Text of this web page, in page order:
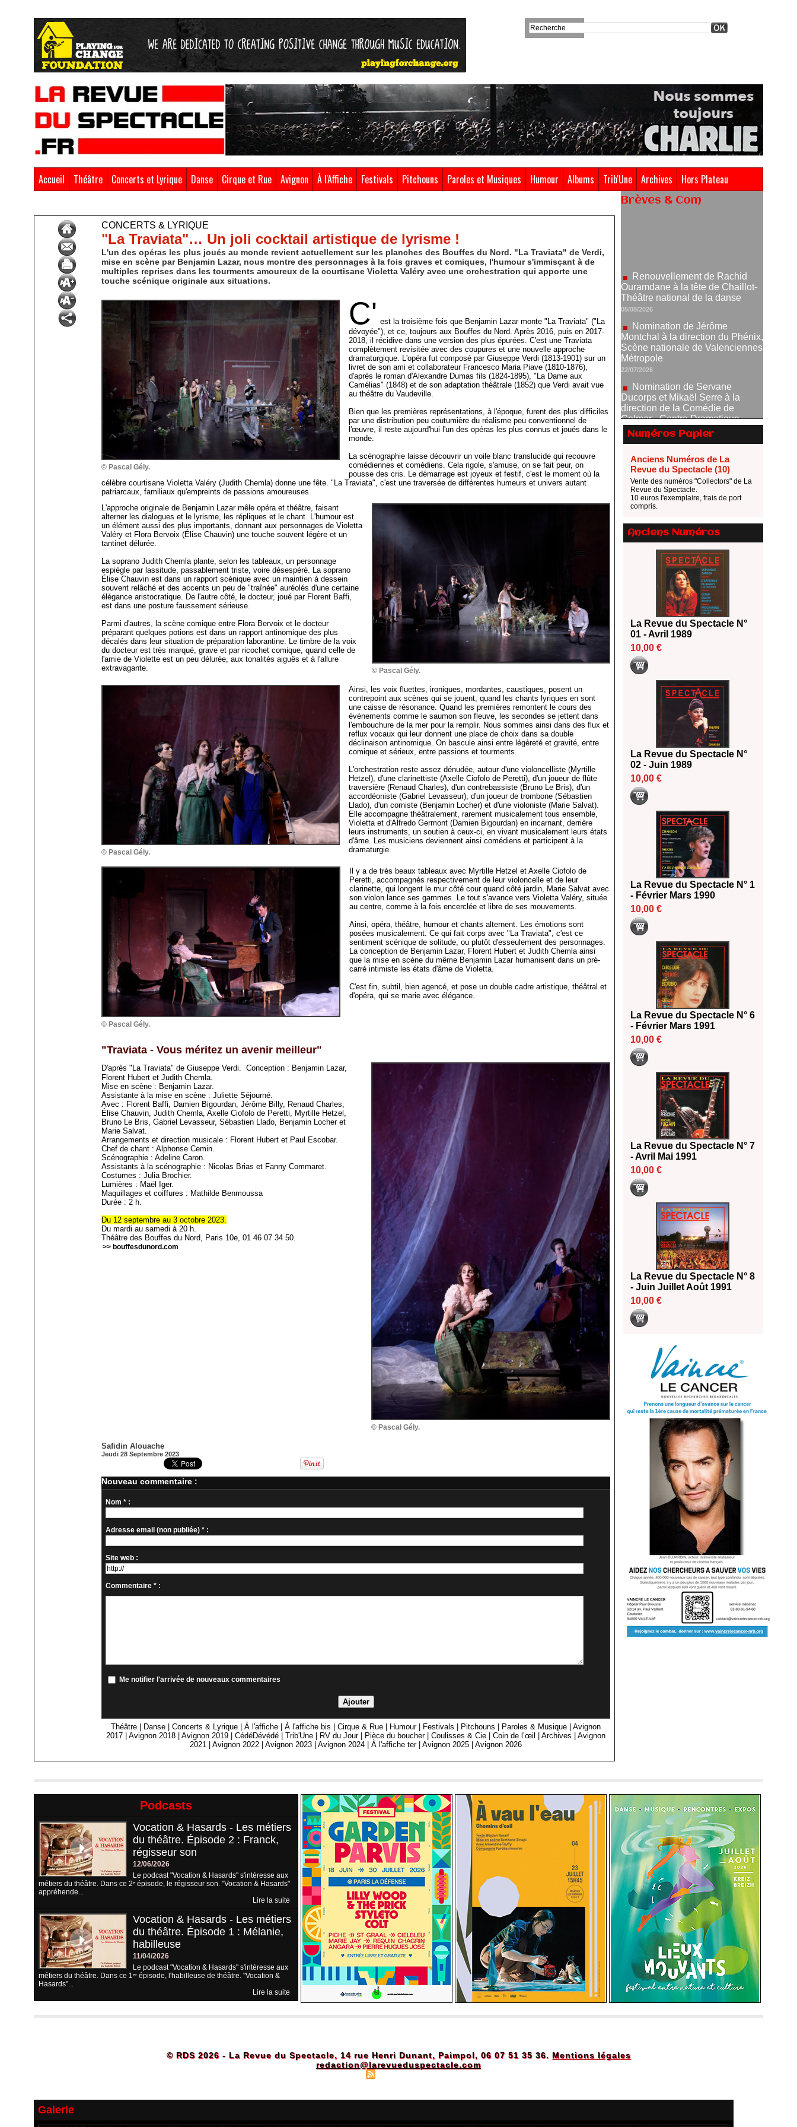
Accueil Théâtre Concerts et Lyrique Danse Cirque et Rue Avignon À l'Affiche Festivals Pitchouns Paroles et Musiques Humour Albums Trib'Une Archives Hors Plateau
CONCERTS & LYRIQUE
"La Traviata"… Un joli cocktail artistique de lyrisme !
L'un des opéras les plus joués au monde revient actuellement sur les planches des Bouffes du Nord. "La Traviata" de Verdi,
mise en scène par Benjamin Lazar, nous montre des personnages à la fois graves et comiques, l'humour s'immisçant à de
multiples reprises dans les tourments amoureux de la courtisane Violetta Valéry avec une orchestration qui apporte une
touche scénique originale aux situations.
© Pascal Gély.
C' est la troisième fois que Benjamin Lazar monte "La Traviata" ("La
dévoyée"), et ce, toujours aux Bouffes du Nord. Après 2016, puis en 2017-
2018, il récidive dans une version des plus épurées. C'est une Traviata
complètement revisitée avec des coupures et une nouvelle approche
dramaturgique. L'opéra fut composé par Giuseppe Verdi (1813-1901) sur un
livret de son ami et collaborateur Francesco Maria Piave (1810-1876),
d'après le roman d'Alexandre Dumas fils (1824-1895), "La Dame aux
Camélias" (1848) et de son adaptation théâtrale (1852) que Verdi avait vue
au théâtre du Vaudeville.
Bien que les premières représentations, à l'époque, furent des plus difficiles
par une distribution peu coutumière du réalisme peu conventionnel de
l'œuvre, il reste aujourd'hui l'un des opéras les plus connus et joués dans le
monde.
La scénographie laisse découvrir un voile blanc translucide qui recouvre
comédiennes et comédiens. Cela rigole, s'amuse, on se fait peur, on
pousse des cris. Le démarrage est joyeux et festif, c'est le moment où la
célèbre courtisane Violetta Valéry (Judith Chemla) donne une fête. "La Traviata", c'est une traversée de différentes humeurs et univers autant
patriarcaux, familiaux qu'empreints de passions amoureuses.
© Pascal Gély.
L'approche originale de Benjamin Lazar mêle opéra et théâtre, faisant
alterner les dialogues et le lyrisme, les répliques et le chant. L'humour est
un élément aussi des plus importants, donnant aux personnages de Violetta
Valéry et Flora Bervoix (Élise Chauvin) une touche souvent légère et un
tantinet délurée.
La soprano Judith Chemla plante, selon les tableaux, un personnage
espiègle par lassitude, passablement triste, voire désespéré. La soprano
Élise Chauvin est dans un rapport scénique avec un maintien à dessein
souvent relâché et des accents un peu de "traînée" auréolés d'une certaine
élégance aristocratique. De l'autre côté, le docteur, joué par Florent Baffi,
est dans une posture faussement sérieuse.
Parmi d'autres, la scène comique entre Flora Bervoix et le docteur
préparant quelques potions est dans un rapport antinomique des plus
décalés dans leur situation de préparation laborantine. Le timbre de la voix
du docteur est très marqué, grave et par ricochet comique, quand celle de
l'amie de Violette est un peu délurée, aux tonalités aiguës et à l'allure
extravagante.
© Pascal Gély.
Ainsi, les voix fluettes, ironiques, mordantes, caustiques, posent un
contrepoint aux scènes qui se jouent, quand les chants lyriques en sont
une caisse de résonance. Quand les premières remontent le cours des
événements comme le saumon son fleuve, les secondes se jettent dans
l'embouchure de la mer pour la remplir. Nous sommes ainsi dans des flux et
reflux vocaux qui leur donnent une place de choix dans sa double
déclinaison antinomique. On bascule ainsi entre légèreté et gravité, entre
comique et sérieux, entre passions et tourments.
L'orchestration reste assez dénudée, autour d'une violoncelliste (Myrtille
Hetzel), d'une clarinettiste (Axelle Ciofolo de Peretti), d'un joueur de flûte
traversière (Renaud Charles), d'un contrebassiste (Bruno Le Bris), d'un
accordéoniste (Gabriel Levasseur), d'un joueur de trombone (Sébastien
Llado), d'un corniste (Benjamin Locher) et d'une violoniste (Marie Salvat).
Elle accompagne théâtralement, rarement musicalement tous ensemble,
Violetta et d'Alfredo Germont (Damien Bigourdan) en incarnant, derrière
leurs instruments, un soutien à ceux-ci, en vivant musicalement leurs états
d'âme. Les musiciens deviennent ainsi comédiens et participent à la
dramaturgie.
© Pascal Gély.
Il y a de très beaux tableaux avec Myrtille Hetzel et Axelle Ciofolo de
Peretti, accompagnés respectivement de leur violoncelle et de leur
clarinette, qui longent le mur côté cour quand côté jardin, Marie Salvat avec
son violon lance ses gammes. Le tout s'avance vers Violetta Valéry, située
au centre, comme à la fois encerclée et libre de ses mouvements.
Ainsi, opéra, théâtre, humour et chants alternent. Les émotions sont
posées musicalement. Ce qui fait corps avec "La Traviata", c'est ce
sentiment scénique de solitude, ou plutôt d'esseulement des personnages.
La conception de Benjamin Lazar, Florent Hubert et Judith Chemla ainsi
que la mise en scène du même Benjamin Lazar humanisent dans un pré-
carré intimiste les états d'âme de Violetta.
C'est fin, subtil, bien agencé, et pose un double cadre artistique, théâtral et
d'opéra, qui se marie avec élégance.
"Traviata - Vous méritez un avenir meilleur"
© Pascal Gély.
D'après "La Traviata" de Giuseppe Verdi. Conception : Benjamin Lazar,
Florent Hubert et Judith Chemla.
Mise en scène : Benjamin Lazar.
Assistante à la mise en scène : Juliette Séjourné.
Avec : Florent Baffi, Damien Bigourdan, Jérôme Billy, Renaud Charles,
Élise Chauvin, Judith Chemla, Axelle Ciofolo de Peretti, Myrtille Hetzel,
Bruno Le Bris, Gabriel Levasseur, Sébastien Llado, Benjamin Locher et
Marie Salvat.
Arrangements et direction musicale : Florent Hubert et Paul Escobar.
Chef de chant : Alphonse Cemin.
Scénographie : Adeline Caron.
Assistants à la scénographie : Nicolas Brias et Fanny Commaret.
Costumes : Julia Brochier.
Lumières : Maël Iger.
Maquillages et coiffures : Mathilde Benmoussa
Durée : 2 h.
Du 12 septembre au 3 octobre 2023.
Du mardi au samedi à 20 h.
Théâtre des Bouffes du Nord, Paris 10e, 01 46 07 34 50.
>> bouffesdunord.com
Safidin Alouache
Jeudi 28 Septembre 2023
Nouveau commentaire :
Nom * :
Adresse email (non publiée) * :
Site web :
Commentaire * :
Me notifier l'arrivée de nouveaux commentaires
Théâtre Danse |Concerts & Lyrique |À l'affiche |À l'affiche bis |Cirque & Rue Humour Festivals Pitchouns Paroles & Musique |Avignon
2017
|Avignon 2018 |Avignon 2019 |CédéDévédé |Trib'Une RV du Jour Pièce du boucher |Coulisses & Cie |Coin de l’œil |Archives |Avignon
2021
|Avignon 2022 |Avignon 2023 |Avignon 2024 |À l'affiche ter |Avignon 2025 |Avignon 2026
Brèves & Com
Nomination de Jérôme
Montchal à la direction du Phénix,
Scène nationale de Valenciennes
Métropole
22/07/2026
Nomination de Servane
Ducorps et Mikaël Serre à la
direction de la Comédie de
Colmar - Centre Dramatique
National Grand Est Alsace
07/07/2026
Thomas Jolly et Laëtitia
Guédon nommés à la direction du
TNP
02/07/2026
Fonds SACD Théâtre : les
lauréats 2026
23/06/2026
Dispositif ARTCENA Écrire
pour le cirque, les lauréats 2026 !
Le palmarès des prix SACD
Les 10 lauréats du Fonds
Grandes Formes Théâtre 2026
Nomination de Nathalie
Garraud et Olivier Saccomano à
la direction du Théâtre de
Gennevilliers - CDN
13/06/2026
Dispositif SACD Auteurs
d'espaces : les lauréats 2026
Numéros Papier
Anciens Numéros de La
Revue du Spectacle (10)
Vente des numéros "Collectors" de La
Revue du Spectacle.
10 euros l'exemplaire, frais de port
compris.
Anciens Numéros
La Revue du Spectacle N°
01 - Avril 1989
10,00 €
La Revue du Spectacle N°
02 - Juin 1989
10,00 €
La Revue du Spectacle N° 1
- Février Mars 1990
10,00 €
La Revue du Spectacle N° 6
- Février Mars 1991
10,00 €
La Revue du Spectacle N° 7
- Avril Mai 1991
10,00 €
La Revue du Spectacle N° 8
- Juin Juillet Août 1991
10,00 €
Podcasts
Vocation & Hasards - Les métiers
du théâtre. Épisode 2 : Franck,
régisseur son
12/06/2026
Le podcast "Vocation & Hasards" s'intéresse aux
métiers du théâtre. Dans ce 2ᵉ épisode, le régisseur son. "Vocation & Hasards"
appréhende...
Lire la suite
Vocation & Hasards - Les métiers
du théâtre. Épisode 1 : Mélanie,
habilleuse
11/04/2026
Le podcast "Vocation & Hasards" s'intéresse aux
métiers du théâtre. Dans ce 1ᵉʳ épisode, l'habilleuse de théâtre. "Vocation &
Hasards"...
Lire la suite
© RDS 2026 - La Revue du Spectacle, 14 rue Henri Dunant, Paimpol, 06 07 51 35 36. Mentions légales
redaction@larevueduspectacle.com
Galerie